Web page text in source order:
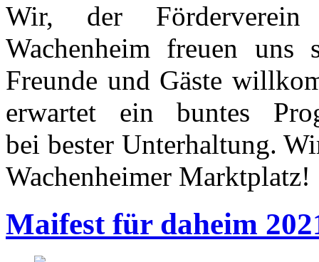
Wir, der
Wachenheim freuen uns
Freunde und Gäste
erwartet ein buntes
bei bester Unterhaltung.
Wachenheimer Marktplatz!
Maifest für daheim